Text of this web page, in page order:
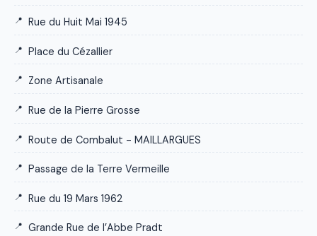
Rue du Huit Mai 1945
Place du Cézallier
Zone Artisanale
Rue de la Pierre Grosse
Route de Combalut - MAILLARGUES
Passage de la Terre Vermeille
Rue du 19 Mars 1962
Grande Rue de l’Abbe Pradt